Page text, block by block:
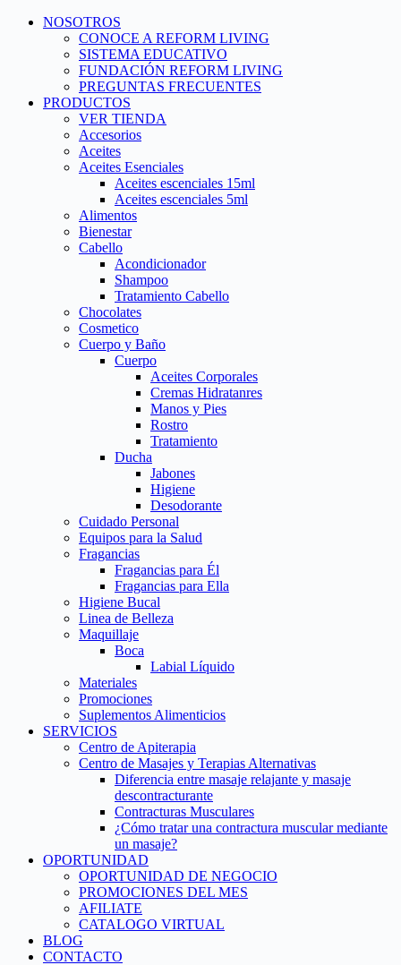
NOSOTROS
CONOCE A REFORM LIVING
SISTEMA EDUCATIVO
FUNDACIÓN REFORM LIVING
PREGUNTAS FRECUENTES
PRODUCTOS
VER TIENDA
Accesorios
Aceites
Aceites Esenciales
Aceites escenciales 15ml
Aceites escenciales 5ml
Alimentos
Bienestar
Cabello
Acondicionador
Shampoo
Tratamiento Cabello
Chocolates
Cosmetico
Cuerpo y Baño
Cuerpo
Aceites Corporales
Cremas Hidratanres
Manos y Pies
Rostro
Tratamiento
Ducha
Jabones
Higiene
Desodorante
Cuidado Personal
Equipos para la Salud
Fragancias
Fragancias para Él
Fragancias para Ella
Higiene Bucal
Linea de Belleza
Maquillaje
Boca
Labial Líquido
Materiales
Promociones
Suplementos Alimenticios
SERVICIOS
Centro de Apiterapia
Centro de Masajes y Terapias Alternativas
Diferencia entre masaje relajante y masaje
descontracturante
Contracturas Musculares
¿Cómo tratar una contractura muscular mediante
un masaje?
OPORTUNIDAD
OPORTUNIDAD DE NEGOCIO
PROMOCIONES DEL MES
AFILIATE
CATALOGO VIRTUAL
BLOG
CONTACTO